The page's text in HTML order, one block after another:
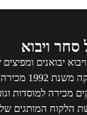
סחר ויבוא
יבואנים
חשמל
מכירה למוסדות